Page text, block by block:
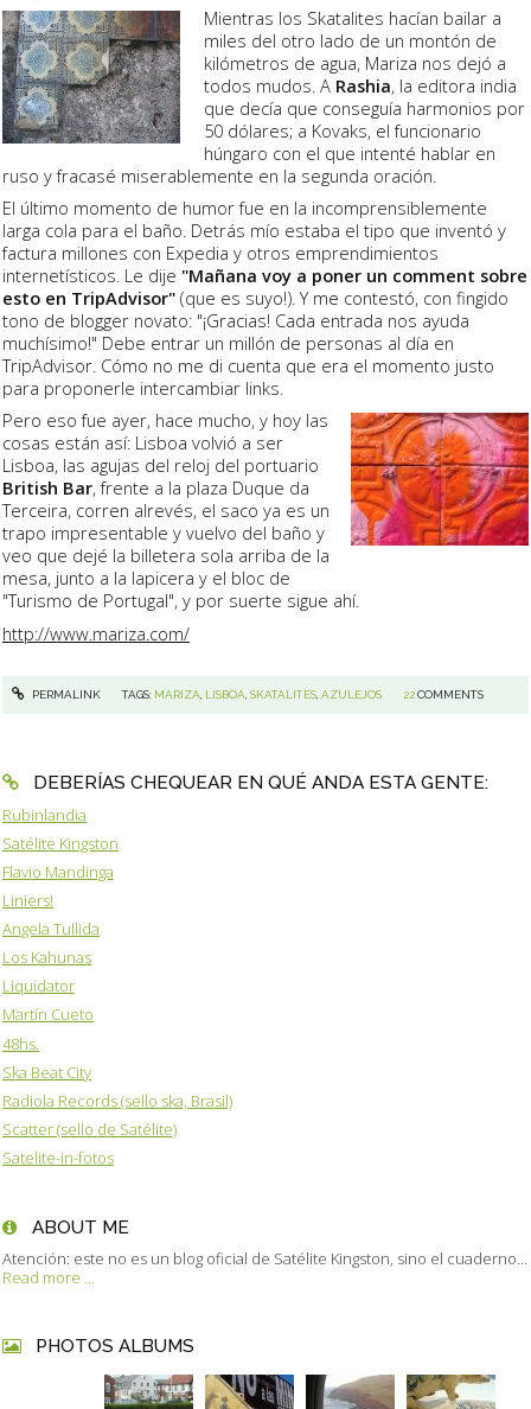
Mientras los Skatalites hacían bailar a
miles del otro lado de un montón de
kilómetros de agua, Mariza nos dejó a
todos mudos. A Rashia, la editora india
que decía que conseguía harmonios por
50 dólares; a Kovaks, el funcionario
húngaro con el que intenté hablar en
ruso y fracasé miserablemente en la segunda oración.
El último momento de humor fue en la incomprensiblemente
larga cola para el baño. Detrás mío estaba el tipo que inventó y
factura millones con Expedia y otros emprendimientos
internetísticos. Le dije "Mañana voy a poner un comment sobre
esto en TripAdvisor" (que es suyo!). Y me contestó, con fingido
tono de blogger novato: "¡Gracias! Cada entrada nos ayuda
muchísimo!" Debe entrar un millón de personas al día en
TripAdvisor. Cómo no me di cuenta que era el momento justo
para proponerle intercambiar links.
Pero eso fue ayer, hace mucho, y hoy las
cosas están así: Lisboa volvió a ser
Lisboa, las agujas del reloj del portuario
British Bar, frente a la plaza Duque da
Terceira, corren alrevés, el saco ya es un
trapo impresentable y vuelvo del baño y
veo que dejé la billetera sola arriba de la
mesa, junto a la lapicera y el bloc de
"Turismo de Portugal", y por suerte sigue ahí.
http://www.mariza.com/
PERMALINK TAGS: MARIZA LISBOA SKATALITES, AZULEJOS 22COMMENTS
DEBERÍAS CHEQUEAR EN QUÉ ANDA ESTA GENTE:
Rubinlandia
Satélite Kingston
Flavio Mandinga
Liniers!
Angela Tullida
Los Kahunas
Liquidator
Martín Cueto
48hs.
Ska Beat City
Radiola Records (sello ska, Brasil)
Scatter (sello de Satélite)
Satelite-in-fotos
ABOUT ME
Atención: este no es un blog oficial de Satélite Kingston, sino el cuaderno...
Read more ...
PHOTOS ALBUMS